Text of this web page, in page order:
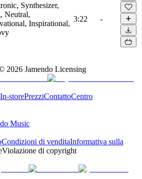
Synthesizer,
Neutral,
Inspirational,
3:22 -
2026 Jamendo Licensing
storePrezziContattoCentro
Music
Condizioni di venditaInformativa sulla
Violazione di copyright